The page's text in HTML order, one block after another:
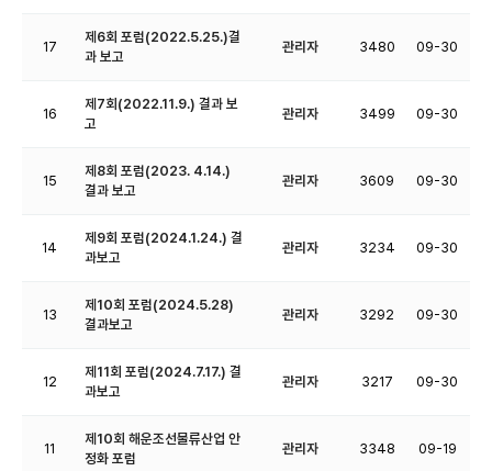
17
제6회 포럼(2022.5.25.)결
과 보고
관리자 3480 09-30
16
제7회(2022.11.9.) 결과 보
고
관리자 3499 09-30
15
제8회 포럼(2023. 4.14.)
결과 보고
관리자 3609 09-30
14
제9회 포럼(2024.1.24.) 결
과보고
관리자 3234 09-30
13
제10회 포럼(2024.5.28)
결과보고
관리자 3292 09-30
12
제11회 포럼(2024.7.17.) 결
과보고
관리자 3217 09-30
11
제10회 해운조선물류산업 안
정화 포럼
관리자 3348 09-19